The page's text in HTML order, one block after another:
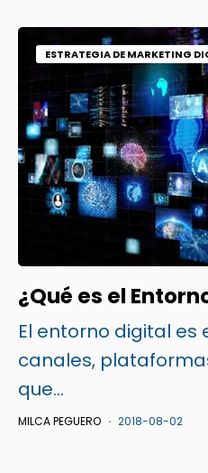
ESTRATEGIA DE MARKETING
¿Qué es el
El entorno digital es
canales,
que...
MILCA PEGUERO 2018-08-02